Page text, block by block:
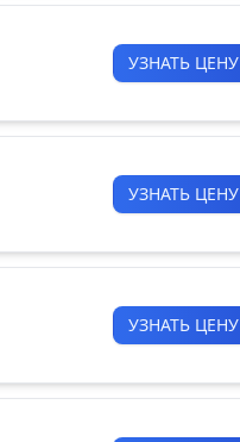
УЗНАТЬ ЦЕНУ
УЗНАТЬ ЦЕНУ
УЗНАТЬ ЦЕНУ